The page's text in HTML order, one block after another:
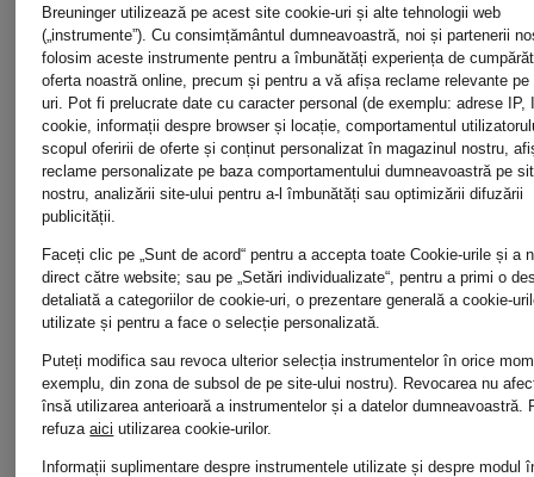
pentru
Copii
Modă
de lux
pentru
Damă
pentru
bărbați
pentru
Breuninger utilizează pe acest site cookie-uri și alte tehnologii web
(„instrumente”). Cu consimțământul dumneavoastră, noi și partenerii
folosim aceste instrumente pentru a îmbunătăți experiența de
oferta noastră online, precum și pentru a vă afișa reclame relevante
uri. Pot fi prelucrate date cu caracter personal (de exemplu: adrese IP,
cookie, informații despre browser și locație, comportamentul
scopul oferirii de oferte și conținut personalizat în magazinul nostru,
reclame personalizate pe baza comportamentului dumneavoastră pe
nostru, analizării site-ului pentru a-l îmbunătăți sau optimizării difuzării
publicității.
Faceți clic pe „Sunt de acord“ pentru a accepta toate Cookie-urile și a
direct către website; sau pe „Setări individualizate“, pentru a primi o
detaliată a categoriilor de cookie-uri, o prezentare generală a cookie-
utilizate și pentru a face o selecție personalizată.
Puteți modifica sau revoca ulterior selecția instrumentelor în orice
exemplu, din zona de subsol de pe site-ului nostru). Revocarea nu
însă utilizarea anterioară a instrumentelor și a datelor dumneavoastră.
refuzaaici utilizarea cookie-urilor.
Informații suplimentare despre instrumentele utilizate și despre modul